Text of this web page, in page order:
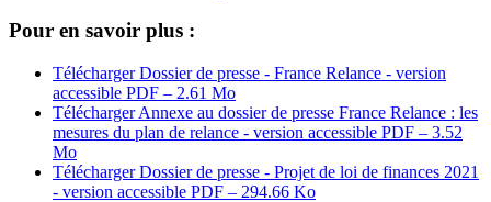
Pour en savoir plus :
Télécharger Dossier de presse - France Relance - version
accessible PDF – 2.61 Mo
Télécharger Annexe au dossier de presse France Relance : les
mesures du plan de relance - version accessible PDF – 3.52
Mo
Télécharger Dossier de presse - Projet de loi de finances 2021
- version accessible PDF – 294.66 Ko